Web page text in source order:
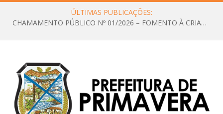
ÚLTIMAS PUBLICAÇÕES:
CHAMAMENTO PÚBLICO Nº 01/2026 – FOMENTO À CRIAÇÃO E A CIRCULAÇÃO DE PRODUÇÕES CULTURAIS – Aldir Blanc